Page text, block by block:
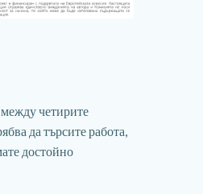
четирите
да търсите работа,
достойно